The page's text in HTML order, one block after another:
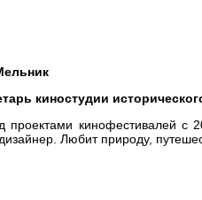
киностудии
проектами кинофестивалей с
Любит природу,